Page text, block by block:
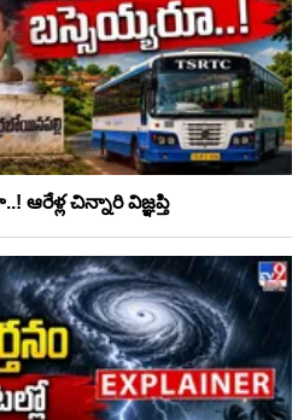
చిన్నారి విజ్ఞప్తి